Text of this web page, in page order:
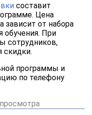
составит
Цена
зависит от набора
обучения. При
сотрудников,
скидки.
программы и
по телефону